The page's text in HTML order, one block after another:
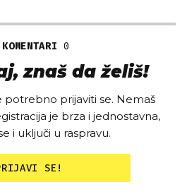
KOMENTARI0
znaš da želiš!
potrebno prijaviti se. Nemaš
je brza i jednostavna,
i uključi u raspravu.
SE!